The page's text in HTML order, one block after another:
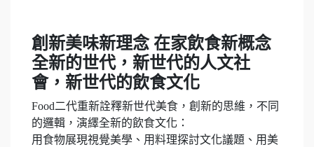
創新美味新理念 在家飲食新概念
全新的世代，新世代的人文社
會，新世代的飲食文化
Food二代重新詮釋新世代美食，創新的思維，不同
的邏輯，演繹全新的飲食文化：
用食物展現視覺美學、用料理探討文化議題、用美